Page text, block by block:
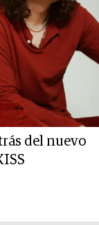
del nuevo